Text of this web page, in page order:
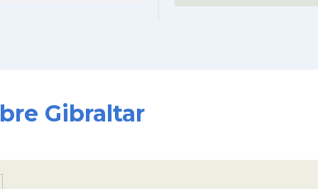
Gibraltar